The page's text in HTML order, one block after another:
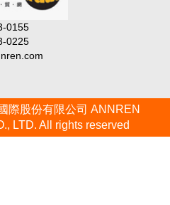
0155
0225
際股份有限公司 ANNREN
LTD. All rights reserved